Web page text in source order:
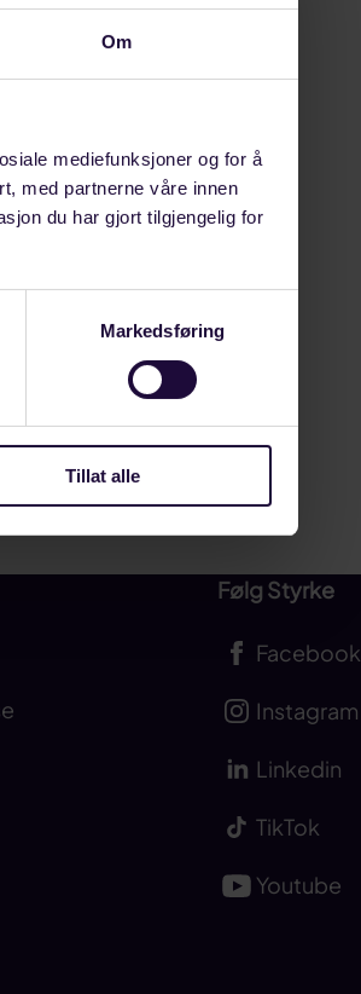
Om
mediefunksjoner og for å
med partnerne våre innen
du har gjort tilgjengelig for
Markedsføring
Tillat alle
Følg Styrke
Facebook
Instagram
Linkedin
TikTok
Youtube